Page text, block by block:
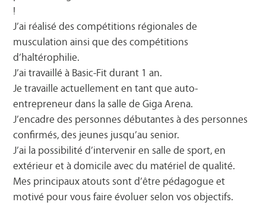
!
J’ai réalisé des compétitions régionales de
musculation ainsi que des compétitions
d’haltérophilie.
J’ai travaillé à Basic-Fit durant 1 an.
Je travaille actuellement en tant que auto-
entrepreneur dans la salle de Giga Arena.
J’encadre des personnes débutantes à des personnes
confirmés, des jeunes jusqu’au senior.
J’ai la possibilité d’intervenir en salle de sport, en
extérieur et à domicile avec du matériel de qualité.
Mes principaux atouts sont d’être pédagogue et
motivé pour vous faire évoluer selon vos objectifs.